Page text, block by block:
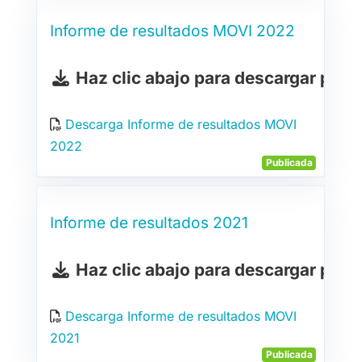
Informe de resultados MOVI 2022
Haz clic abajo para descargar pdf
Descarga Informe de resultados MOVI
2022
Publicada
Informe de resultados 2021
Haz clic abajo para descargar pdf
Descarga Informe de resultados MOVI
2021
Publicada